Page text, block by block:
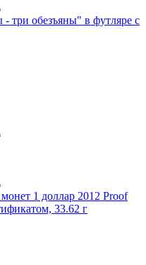
- три обезъяны" в футляре с
1 доллар 2012 Proof
33.62 г